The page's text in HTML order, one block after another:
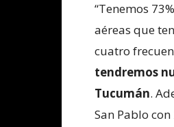
“Tenemos
aéreas que
cuatro
tendremos
Tucumán.
San Pablo